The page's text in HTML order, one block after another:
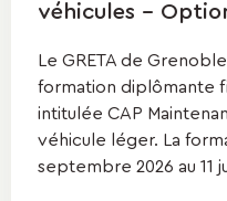
véhicules -
Le GRETA de
formation diplômante
intitulée CAP
véhicule léger. La
septembre 2026 au 11